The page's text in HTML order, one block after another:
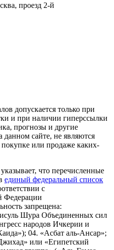
проезд 2-й
допускается только при
и при наличии гиперссылки
прогнозы и другие
данном сайте, не являются
или продаже каких-
что перечисленные
единый федеральный список
с
Федерации
запрещена:
Шура Объединенных сил
народов Ичкерии и
04. «Асбат аль-Ансар»;
или «Египетский